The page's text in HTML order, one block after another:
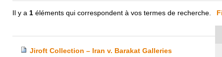
Il y a1 éléments qui correspondent à vos termes de recherche.
Jiroft Collection – Iran v. Barakat Galleries